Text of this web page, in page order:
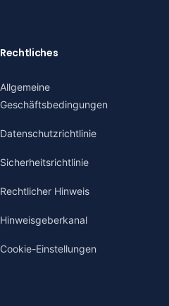
Rechtliches
Allgemeine
Geschäftsbedingungen
Datenschutzrichtlinie
Sicherheitsrichtlinie
Rechtlicher Hinweis
Hinweisgeberkanal
Cookie-Einstellungen